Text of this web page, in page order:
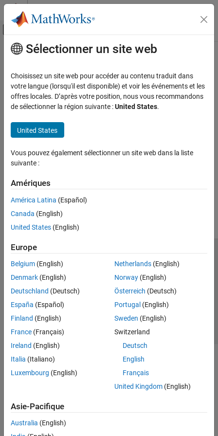
Passer au contenu
Activer/désactiver l'affichage du menu
Accueil de la documentation
Contenu principal
How useful was this information?
Sélectionner un site web
Choisissez un site web pour accéder au contenu traduit dans
votre langue (lorsqu'il est disponible) et voir les événements et les
offres locales. D’après votre position, nous vous recommandons
de sélectionner la région suivante :United States.
United States
Vous pouvez également sélectionner un site web dans la liste
suivante :
Amériques
América Latina (Español)
Canada (English)
United States (English)
Europe
Belgium (English)
Denmark (English)
Deutschland (Deutsch)
España (Español)
Finland (English)
France (Français)
Ireland (English)
Italia (Italiano)
Luxembourg (English)
Netherlands(English)
Norway(English)
Österreich (Deutsch)
Portugal (English)
Sweden (English)
Switzerland
Deutsch
English
Français
United Kingdom(English)
Asie-Pacifique
Australia (English)
Lutte anti-piratage
Contacts locaux
© 1994-2026 The MathWorks, Inc.